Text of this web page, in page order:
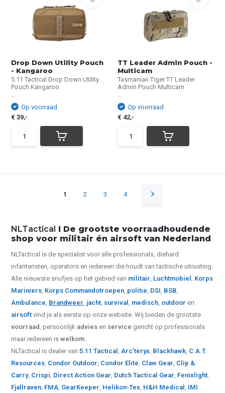
Drop Down Utility Pouch
- Kangaroo
5.11 Tactical Drop Down Utility
Pouch Kangaroo
...
Op voorraad
€ 39,-
TT Leader Admin Pouch -
Multicam
Tasmanian Tiger TT Leader
Admin Pouch Multicam
...
Op voorraad
€ 42,-
1 2 3 4
NLTactical I De grootste voorraadhoudende
shop voor militair én airsoft van Nederland
NLTactical is de specialist voor alleprofessionals, diehard
infanteristen, operators en iedereen die houdt van tactische uitrusting.
Alle nieuwste snufjes op het gebied van militair, Luchtmobiel, Korps
Mariniers, Korps Commandotroepen, politie, DSI, BSB,
Ambulance, Brandweer, jacht, survival, medisch, outdoor en
airsoft vind je als eerste op onze website.Wij bieden de grootste
voorraad, persoonlijk advies en service gericht op professionals
maar iedereen iswelkom.
NLTactical is dealer van5.11 Tactical,Arc’teryx, Blackhawk, C.A.T.
Resources, Condor Outdoor, Condor Elite, Claw Gear, Clip &
Carry, Crispi, Direct Action Gear, Dutch Tactical Gear, Fenixlight,
Fjallraven, FMA, GearKeeper, Helikon-Tex, H&H Medical, IMI